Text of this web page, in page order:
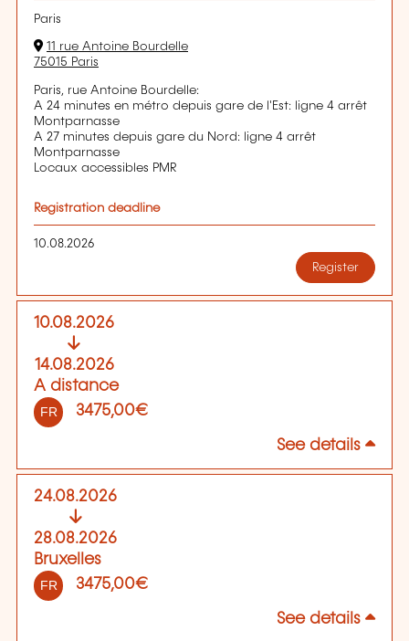
Paris
11 rue Antoine Bourdelle
75015 Paris
Paris, rue Antoine Bourdelle:
A 24 minutes en métro depuis gare de l'Est: ligne 4 arrêt
Montparnasse
A 27 minutes depuis gare du Nord: ligne 4 arrêt
Montparnasse
Locaux accessibles PMR
Registration deadline
10.08.2026
Register
10.08.2026
14.08.2026
A distance
FR 3475,00€
See details
24.08.2026
28.08.2026
Bruxelles
FR 3475,00€
See details